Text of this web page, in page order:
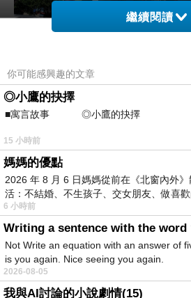
回程順路到西沙加緬度的【
繼續閱讀
你可能感興趣的文章
◎小鷹的抉擇
■寓言故事 ◎小鷹的抉擇
⊕潘文良
仞的懸崖上，有一座遮天蔽
15 小時前
媽媽的優點
2026 年 8 月 6 日媽媽從前在《北窗內外
活：不結婚、不生孩子、交女朋友、做喜
湖⋯⋯，
6 小時前
Writing a sentence with the word
Not Write an equation with an answer of
is you again. Nice seeing you again.
2026-08-05
我與AI討論的小說劇情(15)